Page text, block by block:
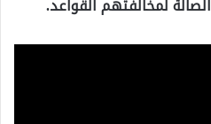
لمخالفتهم القواعد.